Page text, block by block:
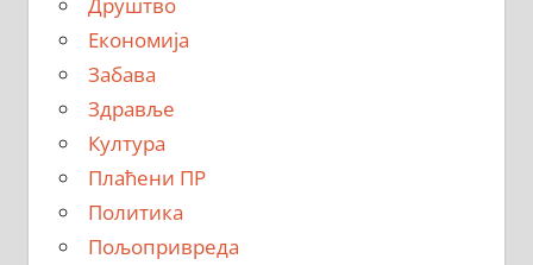
Економија
Забава
Здравље
Култура
Плаћени ПР
Политика
Пољопривреда